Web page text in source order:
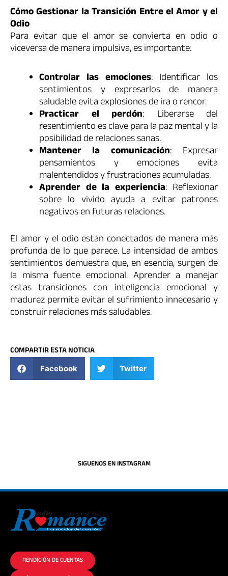
Cómo Gestionar la Transición Entre el Amor y el
Odio
Para evitar que el amor se convierta en odio o
viceversa de manera impulsiva, es importante:
Controlar las emociones: Identificar los
sentimientos y expresarlos de manera
saludable evita explosiones de ira o rencor.
Practicar el perdón: Liberarse del
resentimiento es clave para la paz mental y la
posibilidad de relaciones sanas.
Mantener la comunicación: Expresar
pensamientos y emociones evita
malentendidos y frustraciones acumuladas.
Aprender de la experiencia: Reflexionar
sobre lo vivido ayuda a evitar patrones
negativos en futuras relaciones.
El amor y el odio están conectados de manera más
profunda de lo que parece. La intensidad de ambos
sentimientos demuestra que, en esencia, surgen de
la misma fuente emocional. Aprender a manejar
estas transiciones con inteligencia emocional y
madurez permite evitar el sufrimiento innecesario y
construir relaciones más saludables.
COMPARTIR ESTA NOTICIA
Facebook Twitter
SIGUENOS EN INSTAGRAM
RENDICIÓN DE CUENTAS